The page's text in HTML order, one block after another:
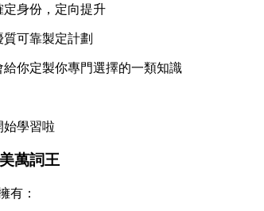
定身份，定向提升
可靠製定計劃
給你定製你專門選擇的一類知識
始學習啦
萬詞王
有：